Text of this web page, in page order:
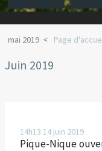
mai 2019 Page
Juin 2019
14h13 14 juin 2019
Pique-Nique